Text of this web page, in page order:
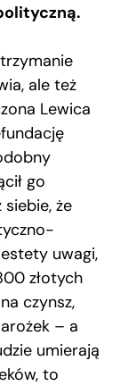
ale też
Lewica
go
że
uwagi,
złotych
czynsz,
– a
umierają
to